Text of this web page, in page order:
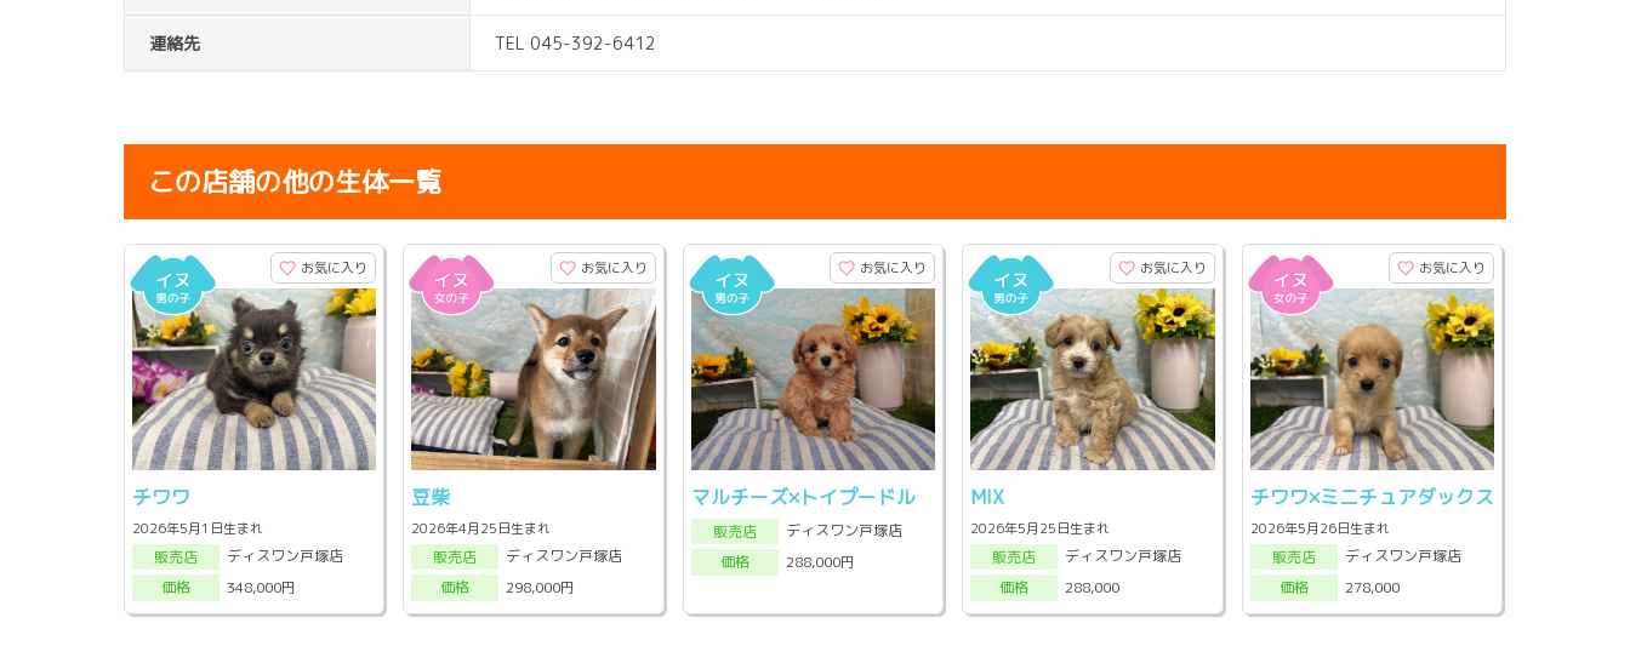
連絡先 TEL 045-392-6412
この店舗の他の生体一覧
お気に入り
チワワ
2026年5月1日生まれ
販売店
ディスワン戸塚店
価格
348,000円
お気に入り
豆柴
2026年4月25日生まれ
販売店
ディスワン戸塚店
価格
298,000円
お気に入り
マルチーズ×トイプードル
販売店
ディスワン戸塚店
価格
288,000円
お気に入り
MIX
2026年5月25日生まれ
販売店
ディスワン戸塚店
価格
288,000
お気に入り
チワワ×ミニチュアダックス
2026年5月26日生まれ
販売店
ディスワン戸塚店
価格
278,000